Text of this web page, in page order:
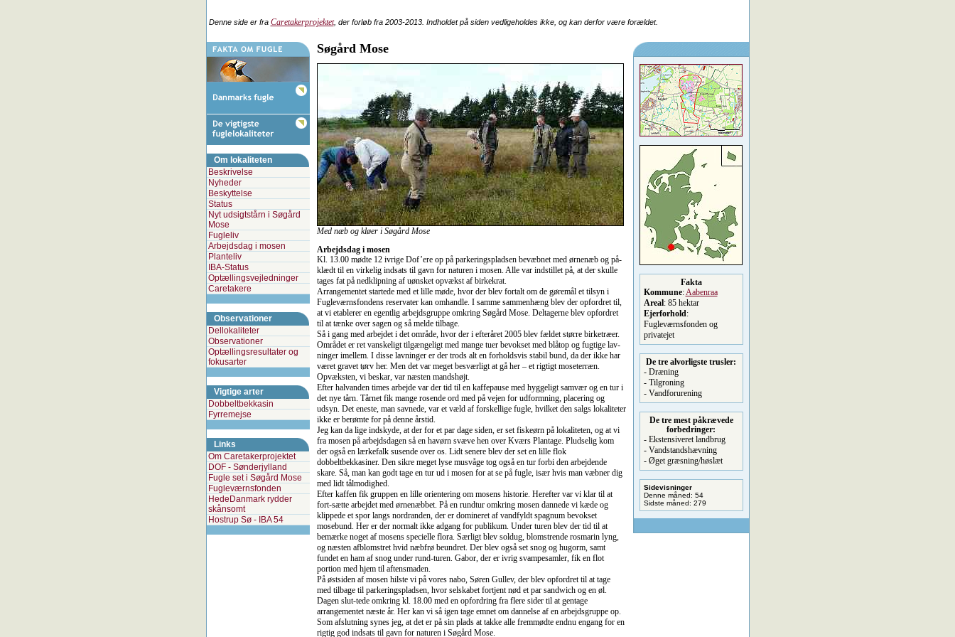
Denne side er fra Caretakerprojektet, der forløb fra 2003-2013. Indholdet på siden vedligeholdes ikke, og kan derfor være forældet.
Om lokaliteten
Beskrivelse
Nyheder
Beskyttelse
Status
Nyt udsigtstårn i Søgård
Mose
Fugleliv
Arbejdsdag i mosen
Planteliv
IBA-Status
Optællingsvejledninger
Caretakere
Observationer
Dellokaliteter
Observationer
Optællingsresultater og
fokusarter
Vigtige arter
Dobbeltbekkasin
Fyrremejse
Links
Om Caretakerprojektet
DOF - Sønderjylland
Fugle set i Søgård Mose
Fugleværnsfonden
HedeDanmark rydder
skånsomt
Hostrup Sø - IBA 54
Søgård Mose
Med næb og kløer i Søgård Mose
Arbejdsdag i mosen
Kl. 13.00 mødte 12 ivrige Dof’ere op på parkeringspladsen bevæbnet med ørnenæb og på-
klædt til en virkelig indsats til gavn for naturen i mosen. Alle var indstillet på, at der skulle
tages fat på nedklipning af uønsket opvækst af birkekrat.
Arrangementet startede med et lille møde, hvor der blev fortalt om de gøremål et tilsyn i
Fugleværnsfondens reservater kan omhandle. I samme sammenhæng blev der opfordret til,
at vi etablerer en egentlig arbejdsgruppe omkring Søgård Mose. Deltagerne blev opfordret
til at tænke over sagen og så melde tilbage.
Så i gang med arbejdet i det område, hvor der i efteråret 2005 blev fældet større birketræer.
Området er ret vanskeligt tilgængeligt med mange tuer bevokset med blåtop og fugtige lav-
ninger imellem. I disse lavninger er der trods alt en forholdsvis stabil bund, da der ikke har
været gravet tørv her. Men det var meget besværligt at gå her – et rigtigt moseterræn.
Opvæksten, vi beskar, var næsten mandshøjt.
Efter halvanden times arbejde var der tid til en kaffepause med hyggeligt samvær og en tur i
det nye tårn. Tårnet fik mange rosende ord med på vejen for udformning, placering og
udsyn. Det eneste, man savnede, var et væld af forskellige fugle, hvilket den salgs lokaliteter
ikke er berømte for på denne årstid.
Jeg kan da lige indskyde, at der for et par dage siden, er set fiskeørn på lokaliteten, og at vi
fra mosen på arbejdsdagen så en havørn svæve hen over Kværs Plantage. Pludselig kom
der også en lærkefalk susende over os. Lidt senere blev der set en lille flok
dobbeltbekkasiner. Den sikre meget lyse musvåge tog også en tur forbi den arbejdende
skare. Så, man kan godt tage en tur ud i mosen for at se på fugle, især hvis man væbner dig
med lidt tålmodighed.
Efter kaffen fik gruppen en lille orientering om mosens historie. Herefter var vi klar til at
fort-sætte arbejdet med ørnenæbbet. På en rundtur omkring mosen dannede vi kæde og
klippede et spor langs nordranden, der er domineret af vandfyldt spagnum bevokset
mosebund. Her er der normalt ikke adgang for publikum. Under turen blev der tid til at
bemærke noget af mosens specielle flora. Særligt blev soldug, blomstrende rosmarin lyng,
og næsten afblomstret hvid næbfrø beundret. Der blev også set snog og hugorm, samt
fundet en ham af snog under rund-turen. Gabor, der er ivrig svampesamler, fik en flot
portion med hjem til aftensmaden.
På østsiden af mosen hilste vi på vores nabo, Søren Gullev, der blev opfordret til at tage
med tilbage til parkeringspladsen, hvor selskabet fortjent nød et par sandwich og en øl.
Dagen slut-tede omkring kl. 18.00 med en opfordring fra flere sider til at gentage
arrangementet næste år. Her kan vi så igen tage emnet om dannelse af en arbejdsgruppe op.
Som afslutning synes jeg, at det er på sin plads at takke alle fremmødte endnu engang for en
rigtig god indsats til gavn for naturen i Søgård Mose.
Fakta
Kommune:Aabenraa
Areal: 85 hektar
Ejerforhold:
Fugleværnsfonden og
privatejet
De tre alvorligste trusler:
- Dræning
- Tilgroning
- Vandforurening
De tre mest påkrævede
forbedringer:
- Ekstensiveret landbrug
- Vandstandshævning
- Øget græsning/høslæt
Sidevisninger
Denne måned: 54
Sidste måned: 279